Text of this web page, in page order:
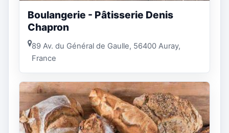
Boulangerie - Pâtisserie Denis
Chapron
89 Av. du Général de Gaulle, 56400 Auray,
France